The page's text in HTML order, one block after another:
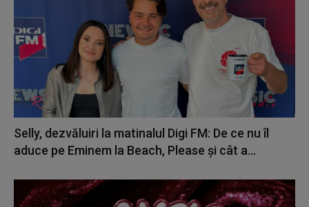
Selly, dezvăluiri la matinalul Digi FM: De ce nu îl
aduce pe Eminem la Beach, Please și cât a...